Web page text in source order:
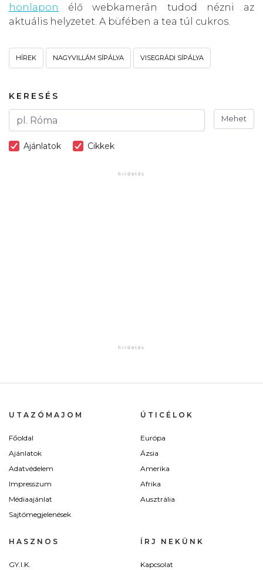
honlapon
élő webkamerán tudod nézni az
aktuális helyzetet. A büfében a tea túl cukros.
HÍREK NAGYVILLÁM SÍPÁLYA VISEGRÁDI SÍPÁLYA
KERESÉS
Mehet
Ajánlatok Cikkek
UTAZÓMAJOM
Főoldal
Ajánlatok
Adatvédelem
Impresszum
Médiaajánlat
Sajtómegjelenések
ÚTICÉLOK
Európa
Ázsia
Amerika
Afrika
Ausztrália
HASZNOS
GY.I.K.
ÍRJ NEKÜNK
Kapcsolat